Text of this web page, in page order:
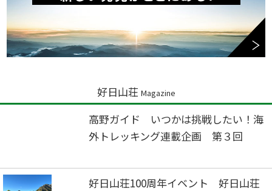
好日山荘 Magazine
高野ガイド いつかは挑戦したい！海
外トレッキング連載企画 第３回
好日山荘100周年イベント 好日山荘